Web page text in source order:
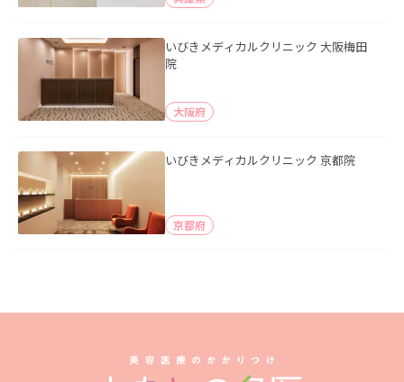
いびきメディカルクリニック 大阪梅田
院
大阪府
いびきメディカルクリニック 京都院
京都府